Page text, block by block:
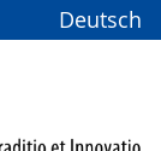
Deutsch